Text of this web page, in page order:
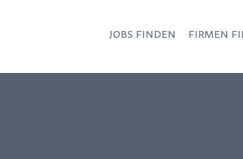
JOBS FINDEN FIRMEN